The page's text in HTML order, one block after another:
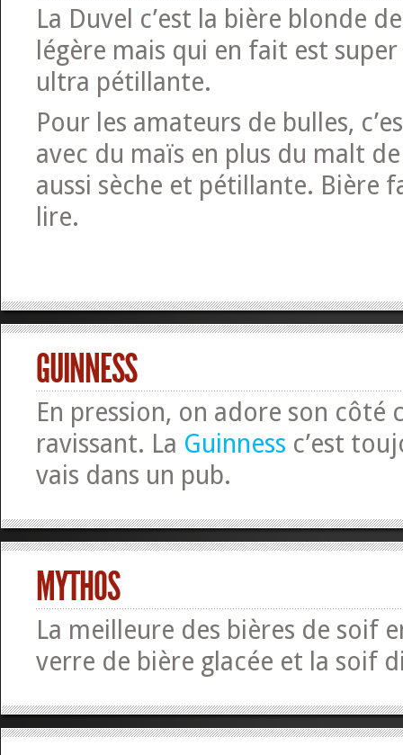
La Duvel c’est la bière blonde
légère mais qui en fait est
ultra pétillante.
Pour les amateurs de bulles,
avec du maïs en plus du malt
aussi sèche et pétillante. Bière
lire.
GUINNESS
En pression, on adore son
ravissant. La Guinness c’est
vais dans un pub.
MYTHOS
La meilleure des bières de soif
verre de bière glacée et la soif